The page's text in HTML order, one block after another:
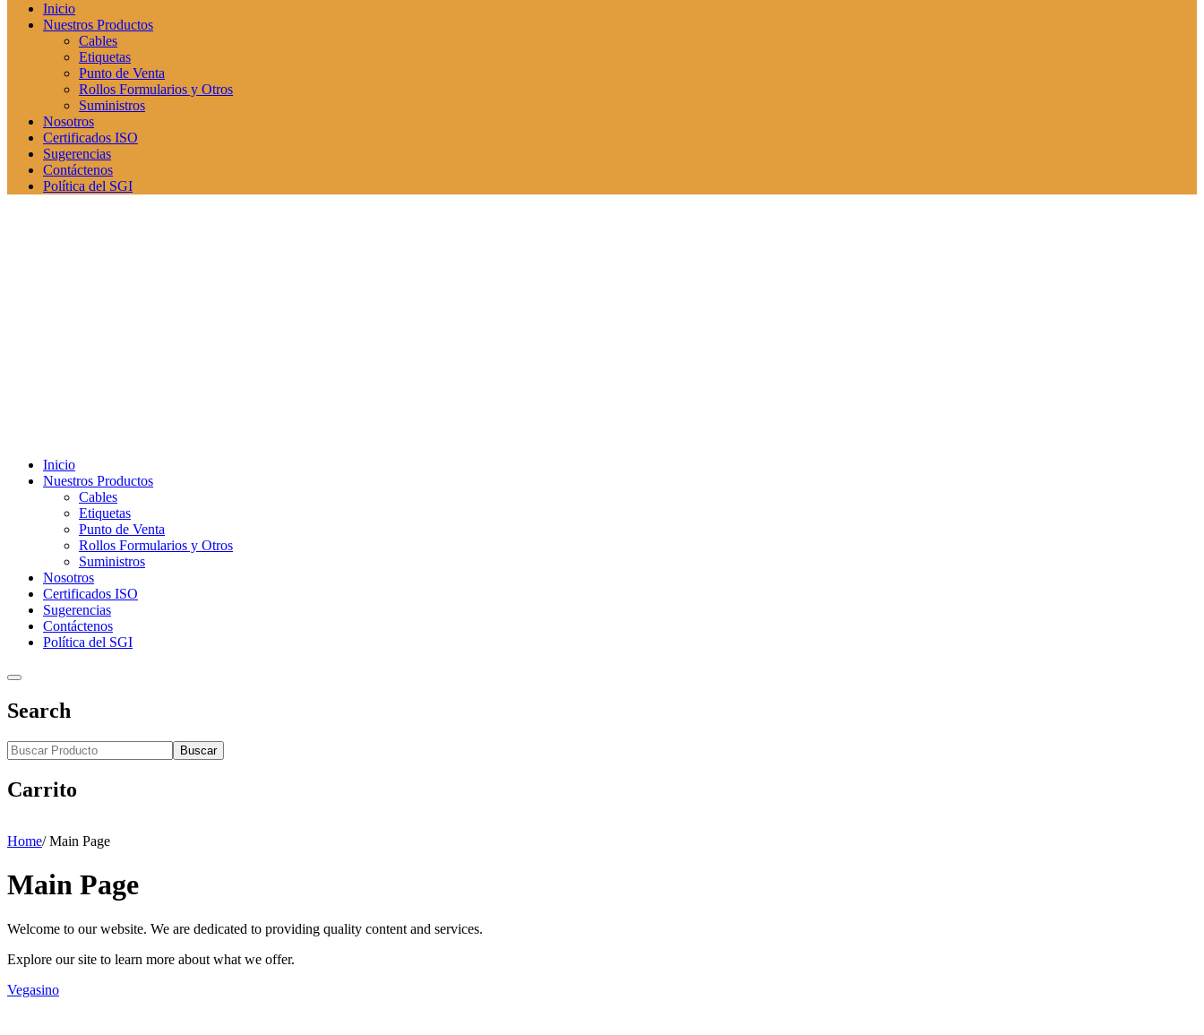
Inicio
Nuestros Productos
Cables
Etiquetas
Punto de Venta
Rollos Formularios y Otros
Suministros
Nosotros
Certificados ISO
Sugerencias
Contáctenos
Política del SGI
Inicio
Nuestros Productos
Cables
Etiquetas
Punto de Venta
Rollos Formularios y Otros
Suministros
Nosotros
Certificados ISO
Sugerencias
Contáctenos
Política del SGI
Search
Buscar
Carrito
Home/Main Page
Main Page
Welcome to our website. We are dedicated to providing quality content and services.
Explore our site to learn more about what we offer.
Vegasino